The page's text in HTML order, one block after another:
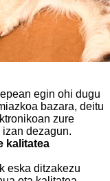
egin ohi dugu
bazara, deitu
zure
dezagun.
kalitatea
eska ditzakezu